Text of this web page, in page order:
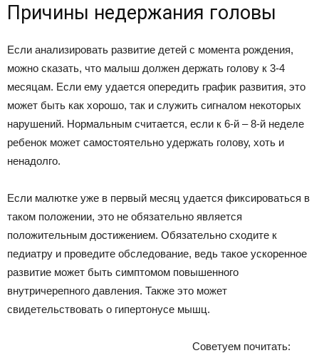
Причины недержания головы
Если анализировать развитие детей с момента рождения,
можно сказать, что малыш должен держать голову к 3-4
месяцам. Если ему удается опередить график развития, это
может быть как хорошо, так и служить сигналом некоторых
нарушений. Нормальным считается, если к 6-й – 8-й неделе
ребенок может самостоятельно удержать голову, хоть и
ненадолго.
Если малютке уже в первый месяц удается фиксироваться в
таком положении, это не обязательно является
положительным достижением. Обязательно сходите к
педиатру и проведите обследование, ведь такое ускоренное
развитие может быть симптомом повышенного
внутричерепного давления. Также это может
свидетельствовать о гипертонусе мышц.
Советуем почитать: